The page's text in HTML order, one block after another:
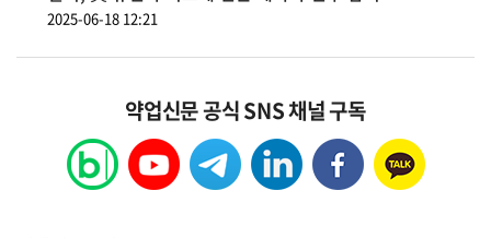
2025-06-18 12:21
약업신문 공식 SNS 채널 구독